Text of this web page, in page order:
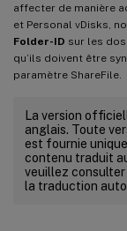
affecter de manière
et Personal vDisks,
Folder-ID sur les
qu’ils doivent être
paramètre ShareFile.
La version
anglais. Toute
est fournie
contenu traduit
veuillez
la traduction